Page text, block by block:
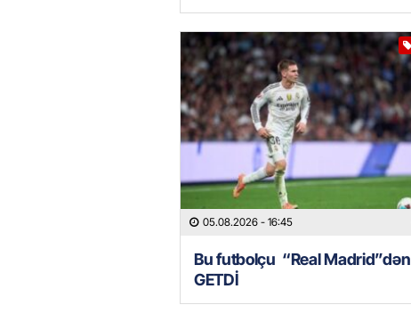
05.08.2026 - 16:45
Bu futbolçu “Real Madrid”dən
GETDİ